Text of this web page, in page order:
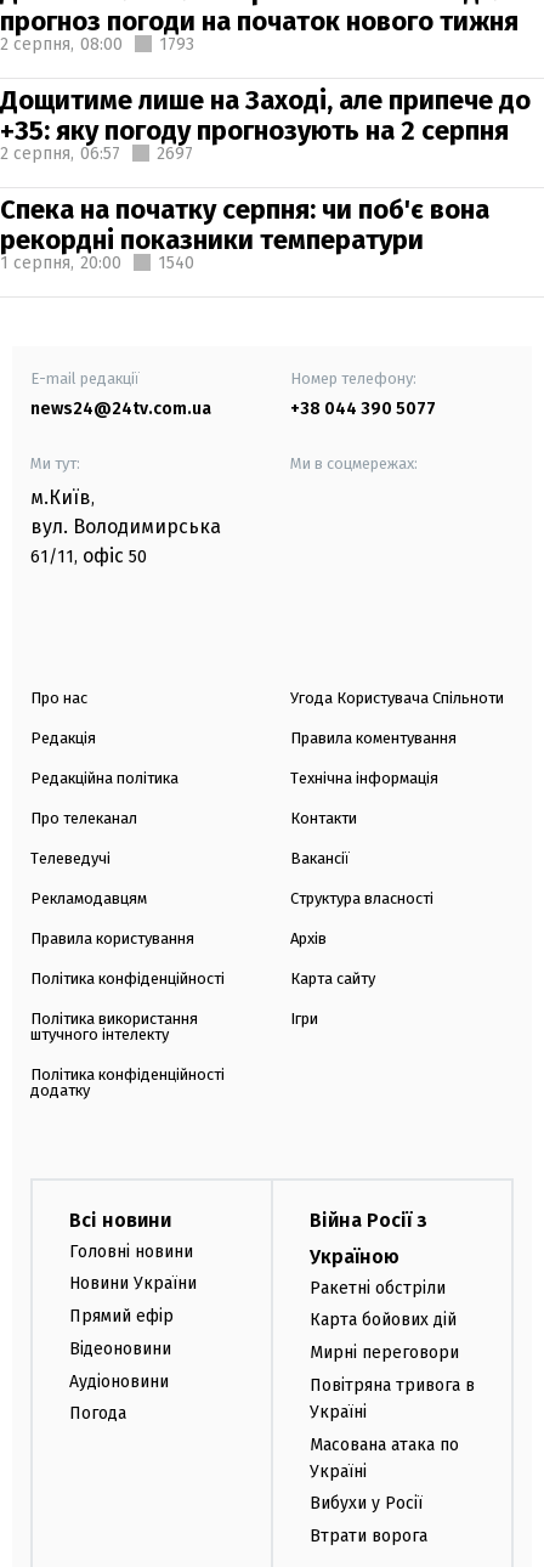
прогноз погоди на початок нового тижня
2 серпня, 08:00 1793
Дощитиме лише на Заході, але припече до
+35: яку погоду прогнозують на 2 серпня
2 серпня, 06:57 2697
Спека на початку серпня: чи поб'є вона
рекордні показники температури
1 серпня, 20:00 1540
E-mail редакції
news24@24tv.com.ua
Номер телефону:
+38 044 390 5077
Ми тут:
м.Київ,
вул. Володимирська
61/11, офіс 50
Ми в соцмережах:
Про нас
Редакція
Редакційна політика
Про телеканал
Телеведучі
Рекламодавцям
Правила користування
Політика конфіденційності
Політика використання
штучного інтелекту
Політика конфіденційності
додатку
Угода Користувача Спільноти
Правила коментування
Технічна інформація
Контакти
Вакансії
Структура власності
Архів
Карта сайту
Ігри
Всі новини
Головні новини
Новини України
Прямий ефір
Відеоновини
Аудіоновини
Погода
Війна Росії з
Україною
Ракетні обстріли
Карта бойових дій
Мирні переговори
Повітряна тривога в
Україні
Масована атака по
Україні
Вибухи у Росії
Втрати ворога